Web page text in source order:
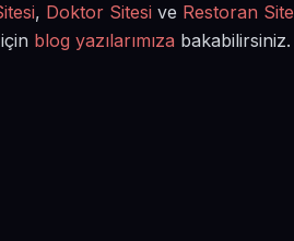
, Doktor Sitesi ve Restoran
blog yazılarımıza bakabilirsiniz.